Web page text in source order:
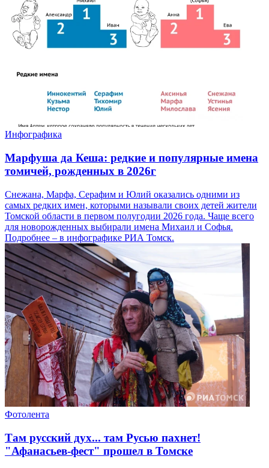
Инфографика
Марфуша да Кеша: редкие и популярные имена
томичей, рожденных в 2026г
Снежана, Марфа, Серафим и Юлий оказались одними из
самых редких имен, которыми называли своих детей жители
Томской области в первом полугодии 2026 года. Чаще всего
для новорожденных выбирали имена Михаил и Софья.
Подробнее – в инфографике РИА Томск.
Фотолента
Там русский дух... там Русью пахнет!
"Афанасьев-фест" прошел в Томске